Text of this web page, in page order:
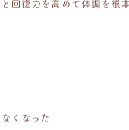
回復力を高めて体調を根
くなった